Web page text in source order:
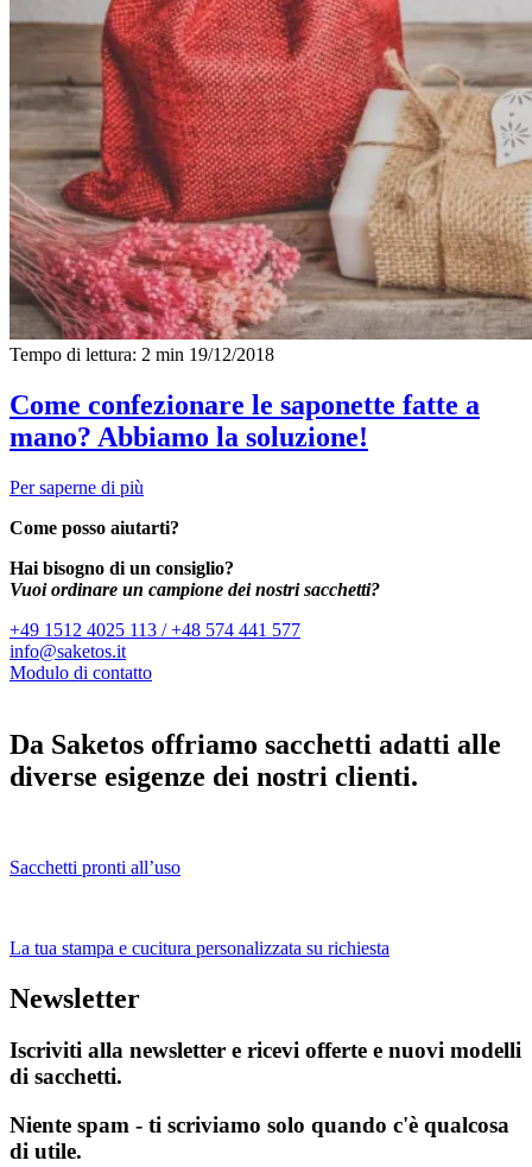
Tempo di lettura: 2 min 19/12/2018
Come confezionare le saponette fatte a
mano? Abbiamo la soluzione!
Per saperne di più
Come posso aiutarti?
Hai bisogno di un consiglio?
Vuoi ordinare un campione dei nostri sacchetti?
+49 1512 4025 113 / +48 574 441 577
info@saketos.it
Modulo di contatto
Da Saketos offriamo sacchetti adatti alle
diverse esigenze dei nostri clienti.
Sacchetti pronti all’uso
La tua stampa e cucitura personalizzata su richiesta
Newsletter
Iscriviti alla newsletter e ricevi offerte e nuovi modelli
di sacchetti.
Niente spam - ti scriviamo solo quando c'è qualcosa
di utile.